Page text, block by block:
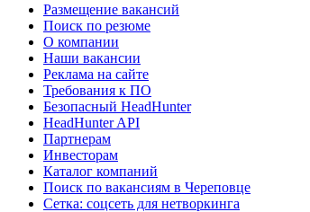
Размещение вакансий
Поиск по резюме
О компании
Наши вакансии
Реклама на сайте
Требования к ПО
Безопасный HeadHunter
HeadHunter API
Партнерам
Инвесторам
Каталог компаний
Поиск по вакансиям в Череповце
Сетка: соцсеть для нетворкинга